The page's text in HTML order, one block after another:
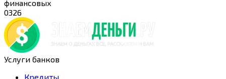
финансовых
0326
Услуги банков
Кредиты